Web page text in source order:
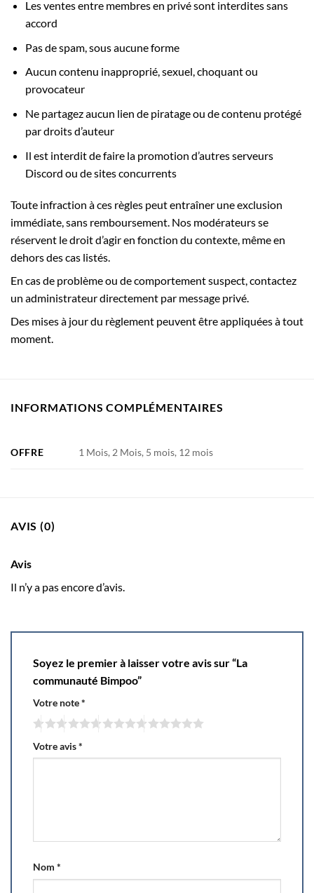
Les ventes entre membres en privé sont interdites sans
accord
Pas de spam, sous aucune forme
Aucun contenu inapproprié, sexuel, choquant ou
provocateur
Ne partagez aucun lien de piratage ou de contenu protégé
par droits d’auteur
Il est interdit de faire la promotion d’autres serveurs
Discord ou de sites concurrents
Toute infraction à ces règles peut entraîner une exclusion
immédiate, sans remboursement. Nos modérateurs se
réservent le droit d’agir en fonction du contexte, même en
dehors des cas listés.
En cas de problème ou de comportement suspect, contactez
un administrateur directement par message privé.
Des mises à jour du règlement peuvent être appliquées à tout
moment.
INFORMATIONS COMPLÉMENTAIRES
OFFRE 1 Mois, 2 Mois, 5 mois, 12 mois
AVIS (0)
Avis
Il n’y a pas encore d’avis.
Soyez le premier à laisser votre avis sur “La
communauté Bimpoo”
Votre note*
Votre avis*
Nom *